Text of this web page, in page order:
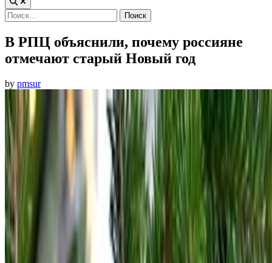
Найти:
В РПЦ объяснили, почему россияне
отмечают старый Новый год
by pmsur